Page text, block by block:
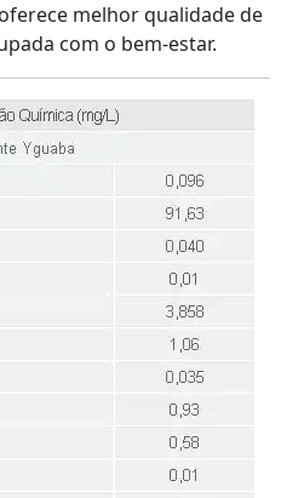
melhor qualidade de
com o bem-estar.